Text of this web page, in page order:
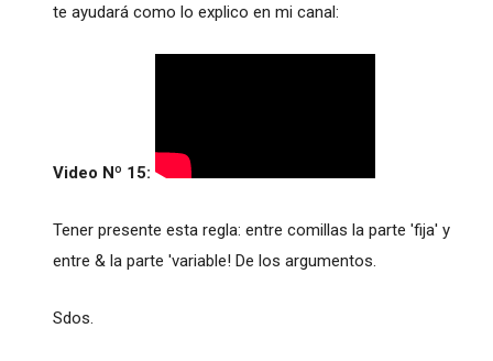
te ayudará como lo explico en mi canal:
Video Nº 15:
Tener presente esta regla: entre comillas la parte 'fija' y
entre & la parte 'variable! De los argumentos.
Sdos.